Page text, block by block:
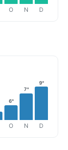
O N D
6°
O
7°
N
9°
D